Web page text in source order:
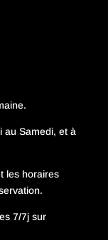
au Samedi, et à
les horaires
7/7j sur